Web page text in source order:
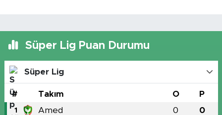
Süper Lig Puan Durumu
Süper Lig
# Takım O P
1 Amed 0 0